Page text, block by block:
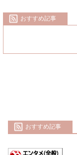
おすすめ記事
おすすめ記事